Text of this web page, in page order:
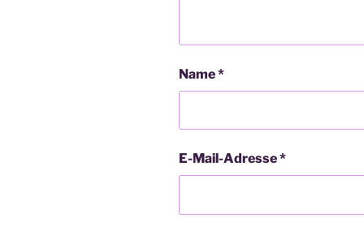
Name*
E-Mail-Adresse*